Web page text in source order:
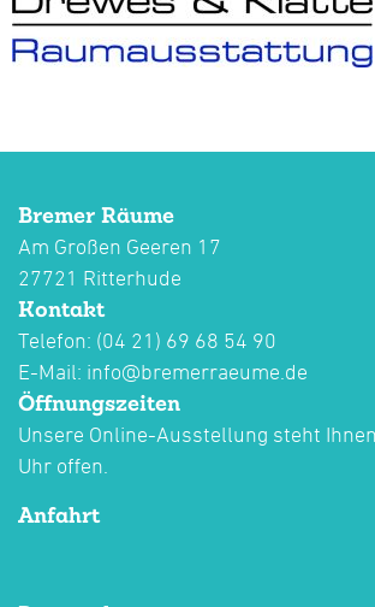
Bremer Räume
Am Großen Geeren 17
27721 Ritterhude
Kontakt
Telefon: (04 21) 69 68 54 90
E-Mail: info@bremerraeume.de
Öffnungszeiten
Unsere Online-Ausstellung steht
Uhr offen.
Anfahrt